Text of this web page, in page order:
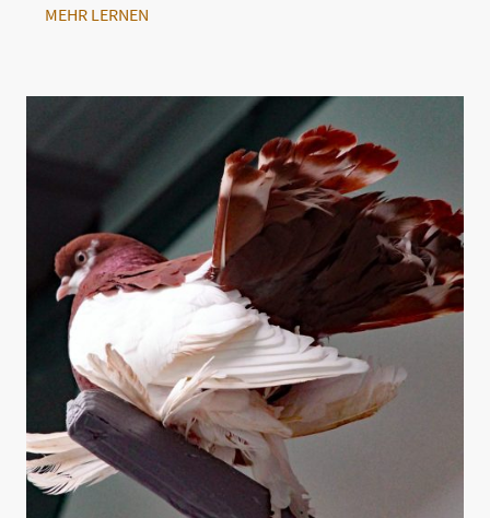
MEHR LERNEN